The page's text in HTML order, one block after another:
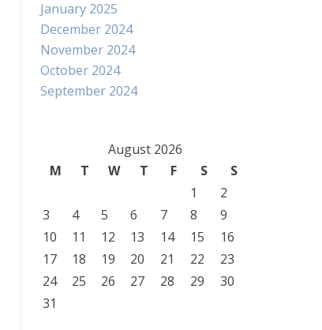
January 2025
December 2024
November 2024
October 2024
September 2024
August 2026
M
T W T F S
S
1
2
3
4 5 6 7 8
9
10
11 12 13 14 15
16
17
18 19 20 21 22
23
24
25 26 27 28 29
30
31